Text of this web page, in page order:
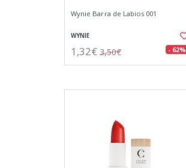
Wynie Barra de Labios 001
WYNIE
1,32€ 3,50€ - 62%